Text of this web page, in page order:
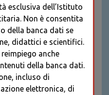
CONTRASSEGNATI SONO
esclusiva dell’Istituto
Non è consentita
della banca dati se
didattici e scientifici.
anche
della banca dati.
incluso di
elettronica, di